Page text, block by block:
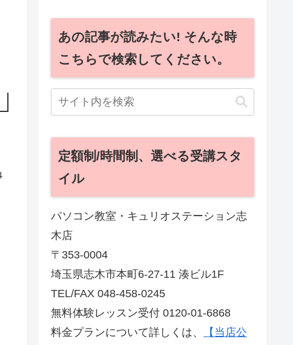
あの記事が読みたい! そんな時
こちらで検索してください。
定額制/時間制、選べる受講スタ
イル
パソコン教室・キュリオステーション志
木店
〒353-0004
埼玉県志木市本町6-27-11 湊ビル1F
TEL/FAX 048-458-0245
無料体験レッスン受付 0120-01-6868
料金プランについて詳しくは、
【当店公